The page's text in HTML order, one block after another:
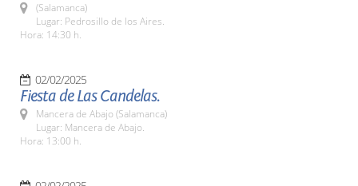
(Salamanca)
Lugar: Pedrosillo de los Aires.
Hora: 14:30 h.
02/02/2025
Fiesta de Las Candelas.
Mancera de Abajo (Salamanca)
Lugar: Mancera de Abajo.
Hora: 13:00 h.